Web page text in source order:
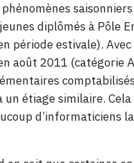
saisonniers
diplômés à Pôle
période estivale). Avec
août 2011 (catégorie
un étiage similaire.
d’informaticiens